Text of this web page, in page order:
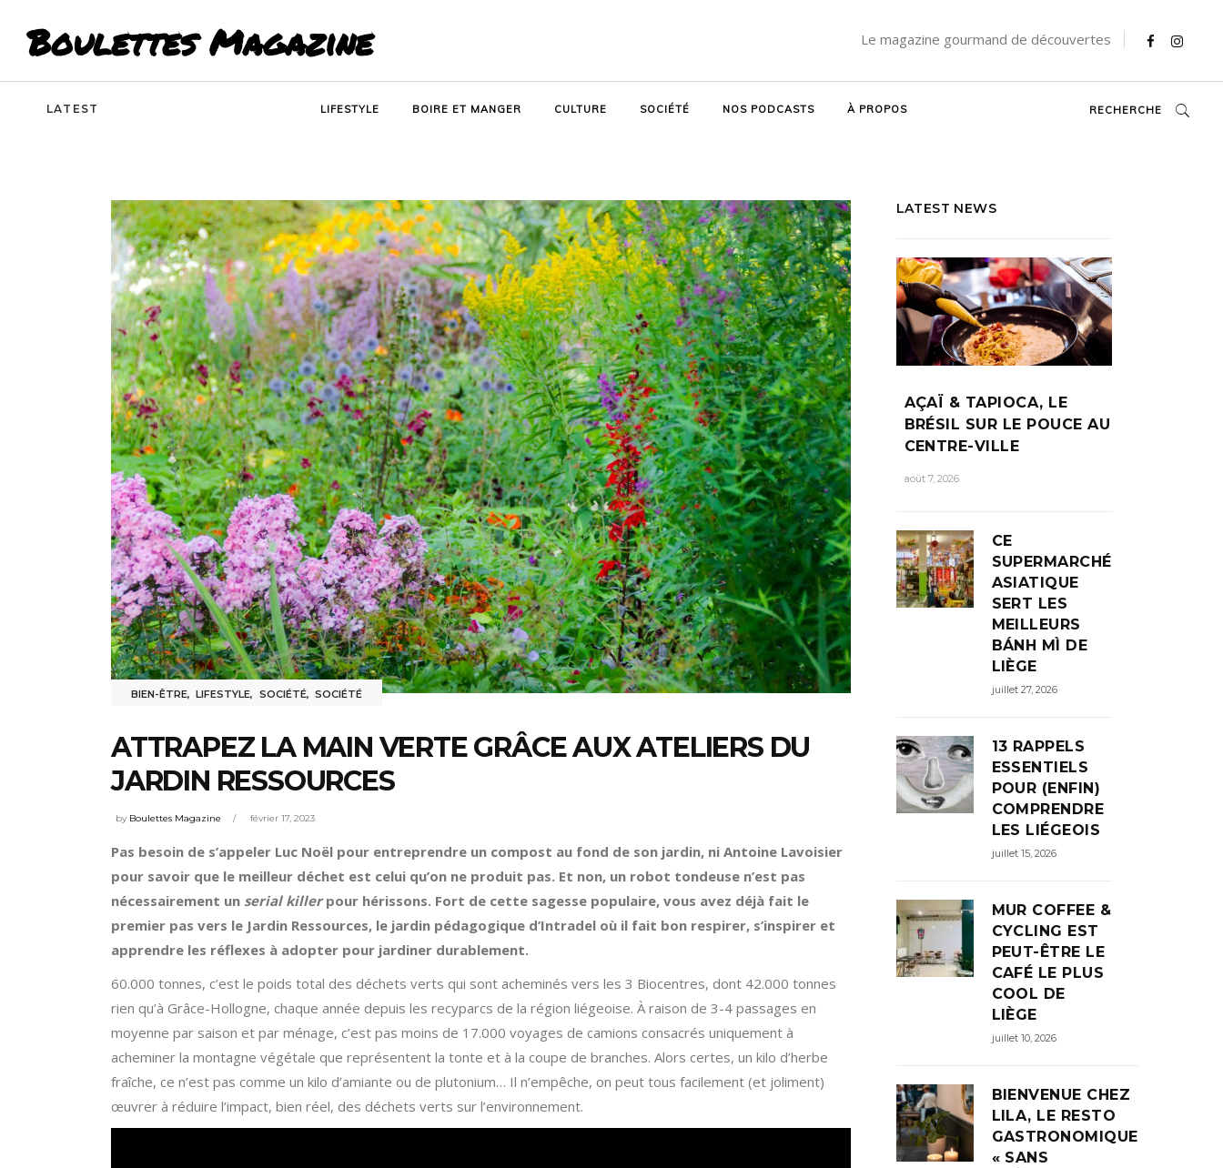
Boulettes Magazine Le magazine gourmand de découvertes
LATEST LIFESTYLE BOIRE ET MANGER CULTURE SOCIÉTÉ NOS PODCASTS À PROPOS RECHERCHE
BIEN-ÊTRE,LIFESTYLE, SOCIÉTÉ, SOCIÉTÉ
ATTRAPEZ LA MAIN VERTE GRÂCE AUX ATELIERS DU
JARDIN RESSOURCES
by Boulettes Magazine février 17, 2023
Pas besoin de s’appeler Luc Noël pour entreprendre un compost au fond de son jardin, ni Antoine Lavoisier
pour savoir que le meilleur déchet est celui qu’on ne produit pas. Et non, un robot tondeuse n’est pas
nécessairement un serial killerpour hérissons. Fort de cette sagesse populaire, vous avez déjà fait le
premier pas vers le Jardin Ressources, le jardin pédagogique d’Intradel où il fait bon respirer, s’inspirer et
apprendre les réflexes à adopter pour jardiner durablement.
60.000 tonnes, c’est le poids total des déchets verts qui sont acheminés vers les 3 Biocentres, dont 42.000 tonnes
rien qu’à Grâce-Hollogne, chaque année depuis les recyparcs de la région liégeoise. À raison de 3-4 passages en
moyenne par saison et par ménage, c’est pas moins de 17.000 voyages de camions consacrés uniquement à
acheminer la montagne végétale que représentent la tonte et à la coupe de branches. Alors certes, un kilo d’herbe
fraîche, ce n’est pas comme un kilo d’amiante ou de plutonium… Il n’empêche, on peut tous facilement (et joliment)
œuvrer à réduire l’impact, bien réel, des déchets verts sur l’environnement.
LATEST NEWS
AÇAÏ & TAPIOCA, LE
BRÉSIL SUR LE POUCE AU
CENTRE-VILLE
août 7, 2026
CE
SUPERMARCHÉ
ASIATIQUE
SERT LES
MEILLEURS
BÁNH MÌ DE
LIÈGE
juillet 27, 2026
13 RAPPELS
ESSENTIELS
POUR (ENFIN)
COMPRENDRE
LES LIÉGEOIS
juillet 15, 2026
MUR COFFEE &
CYCLING EST
PEUT-ÊTRE LE
CAFÉ LE PLUS
COOL DE
LIÈGE
juillet 10, 2026
BIENVENUE CHEZ
LILA, LE RESTO
GASTRONOMIQUE
« SANS